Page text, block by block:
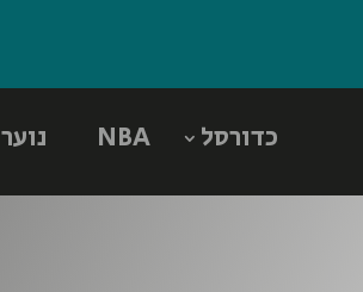
כדורסל NBA נוער